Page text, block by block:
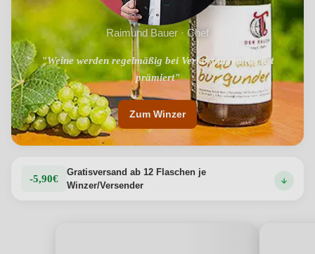
Raimund Bauer · Chef
"Weine werden regelmäßig bei Verkostungen höchst
prämiert"
"Symbiose aus Tradition und Moderne"
Zum Winzer
-5,90€
Gratisversand ab 12 Flaschen je
Winzer/Versender